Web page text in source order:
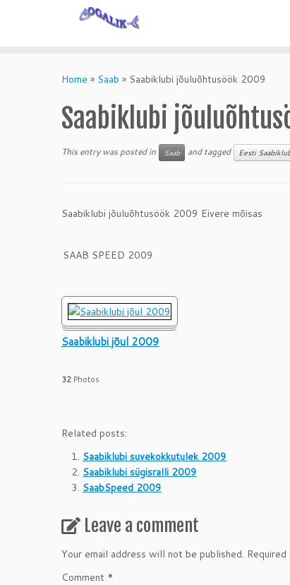
Home » Saab » Saabiklubi jõuluõhtusöök 2009
Saabiklubi
This entry was posted in Saab and tagged Eesti
Saabiklubi jõuluõhtusöök 2009 Eivere mõisas
SAAB SPEED 2009
Saabiklubi jõul 2009
32 Photos
Related posts:
Saabiklubi suvekokkutulek 2009
Saabiklubi sügisralli 2009
SaabSpeed 2009
Leave a comment
Your email address will not be published.
Comment *